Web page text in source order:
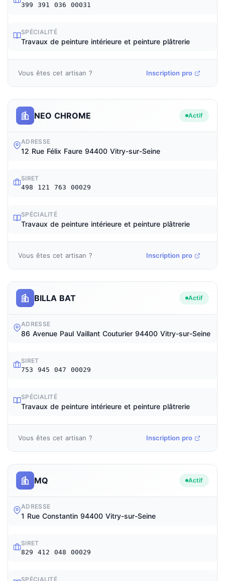
399 391 036 00031
SPÉCIALITÉ
Travaux de peinture intérieure et peinture plâtrerie
Vous êtes cet artisan ? Inscription pro
NEO CHROME Actif
ADRESSE
12 Rue Félix Faure 94400 Vitry-sur-Seine
SIRET
498 121 763 00029
SPÉCIALITÉ
Travaux de peinture intérieure et peinture plâtrerie
Vous êtes cet artisan ? Inscription pro
BILLA BAT Actif
ADRESSE
86 Avenue Paul Vaillant Couturier 94400 Vitry-sur-Seine
SIRET
753 945 047 00029
SPÉCIALITÉ
Travaux de peinture intérieure et peinture plâtrerie
Vous êtes cet artisan ? Inscription pro
MQ Actif
ADRESSE
1 Rue Constantin 94400 Vitry-sur-Seine
SIRET
829 412 048 00029
SPÉCIALITÉ